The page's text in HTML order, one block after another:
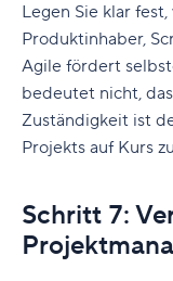
Legen Sie klar
Produktinhaber,
Agile fördert
bedeutet nicht,
Zuständigkeit ist
Projekts auf Kurs
Schritt 7: